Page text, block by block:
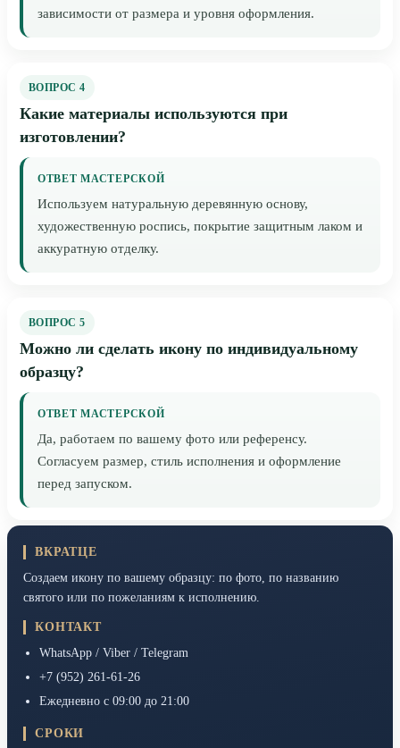
зависимости от размера и уровня оформления.
ВОПРОС 4
Какие материалы используются при
изготовлении?
ОТВЕТ МАСТЕРСКОЙ
Используем натуральную деревянную основу,
художественную роспись, покрытие защитным лаком и
аккуратную отделку.
ВОПРОС 5
Можно ли сделать икону по индивидуальному
образцу?
ОТВЕТ МАСТЕРСКОЙ
Да, работаем по вашему фото или референсу.
Согласуем размер, стиль исполнения и оформление
перед запуском.
ВКРАТЦЕ
Создаем икону по вашему образцу: по фото, по названию
святого или по пожеланиям к исполнению.
КОНТАКТ
WhatsApp / Viber / Telegram
+7 (952) 261-61-26
Ежедневно с 09:00 до 21:00
СРОКИ